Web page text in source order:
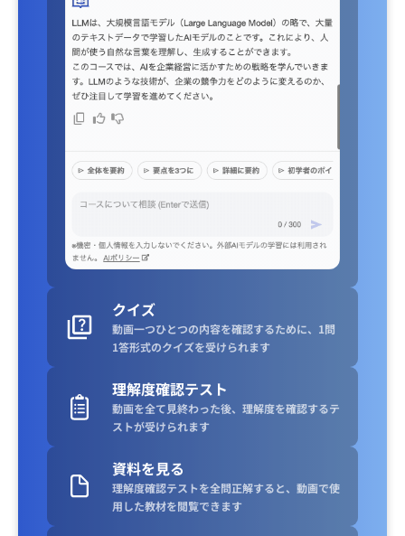
クイズ
動画一つひとつの内容を確認するために、1問
1答形式のクイズを受けられます
理解度確認テスト
動画を全て見終わった後、理解度を確認するテ
ストが受けられます
資料を見る
理解度確認テストを全問正解すると、動画で使
用した教材を閲覧できます